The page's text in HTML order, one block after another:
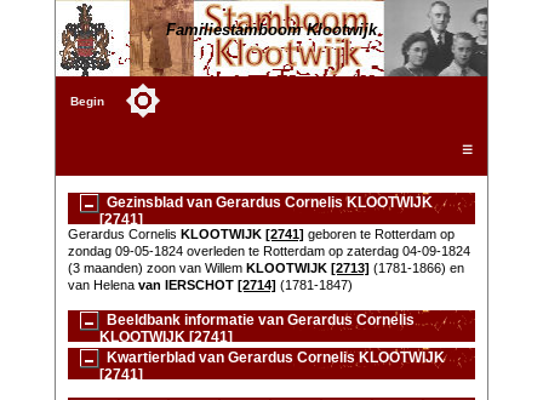
Familiestamboom Klootwijk
Begin
☰
Gezinsblad van Gerardus Cornelis KLOOTWIJK
[2741]
Gerardus Cornelis KLOOTWIJK [2741] geboren te Rotterdam op
zondag 09-05-1824 overleden te Rotterdam op zaterdag 04-09-1824
(3 maanden) zoon van Willem KLOOTWIJK [2713] (1781-1866) en
van Helena van IERSCHOT [2714] (1781-1847)
Beeldbank informatie van Gerardus Cornelis
KLOOTWIJK [2741]
Kwartierblad van Gerardus Cornelis KLOOTWIJK
[2741]